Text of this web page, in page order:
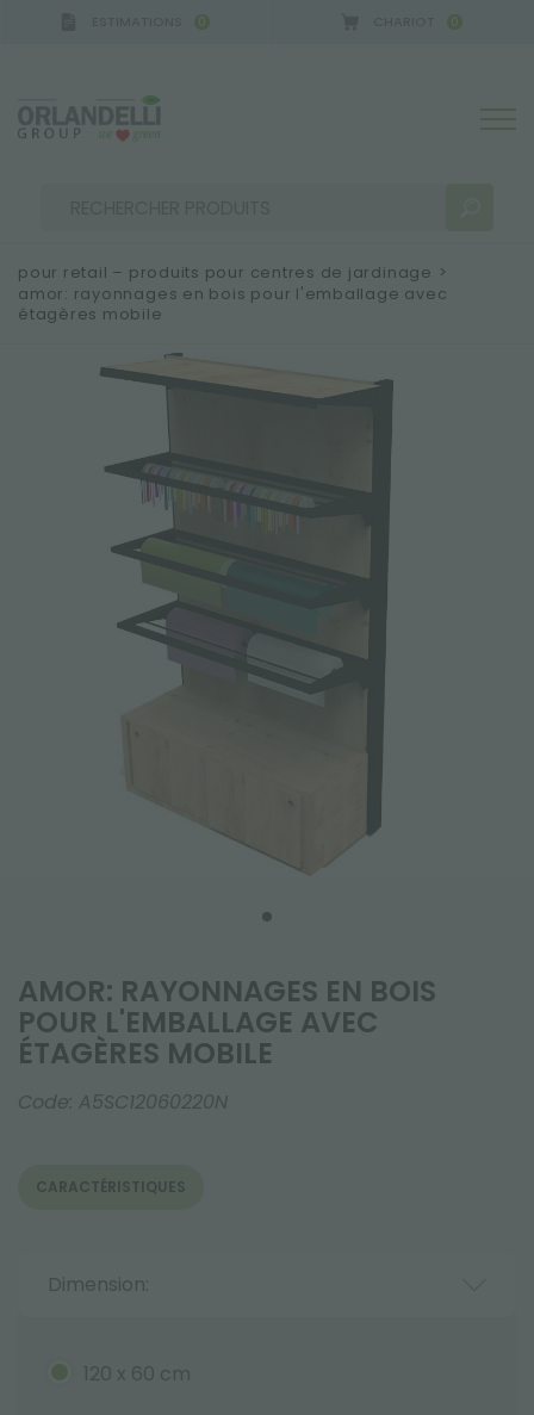
0 0
RÉSULTATS DE RECHERCHE:
PLUS DE RÉSULTATS POUR VOUS:
pour retail – produits pour centres de jardinage >
amor: rayonnages en bois pour l'emballage avec
étagères mobile
AMOR: RAYONNAGES EN BOIS
POUR L'EMBALLAGE AVEC
ÉTAGÈRES MOBILE
Code: A5SC12060220N
CARACTÉRISTIQUES
Dimension:
120 x 60 cm